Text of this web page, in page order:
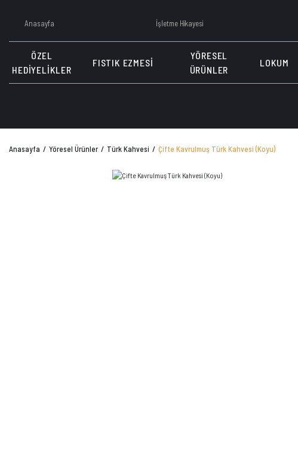
Anasayfa İşletme Hikayesi
ÖZEL
HEDIYELIKLER
FISTIK EZMESI
YÖRESEL
ÜRÜNLER
LOKUM
Anasayfa Yöresel Ürünler Türk Kahvesi Çifte Kavrulmuş Türk Kahvesi (Koyu)